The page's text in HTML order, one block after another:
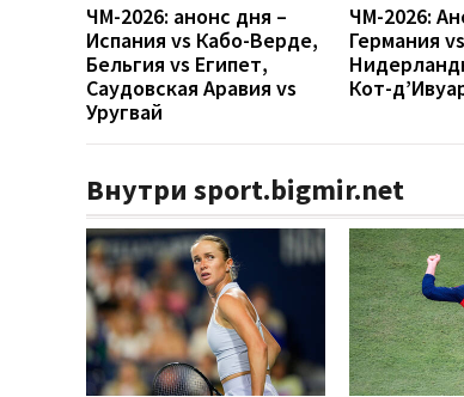
ЧМ-2026: анонс дня –
Испания vs Кабо-Верде,
Бельгия vs Египет,
Саудовская Аравия vs
Уругвай
ЧМ-2026:
Германия
Кот-
Внутри sport.bigmir.net